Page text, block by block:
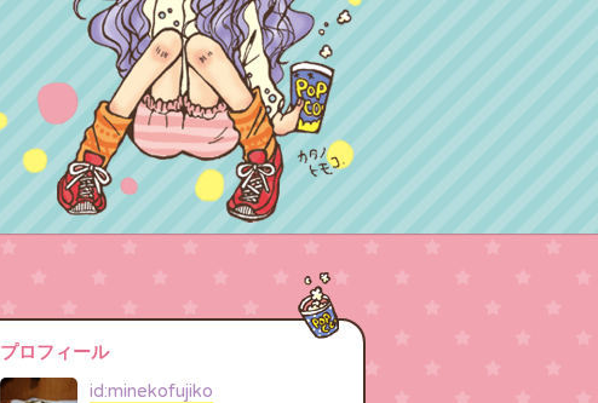
プロフィール
id:minekofujiko